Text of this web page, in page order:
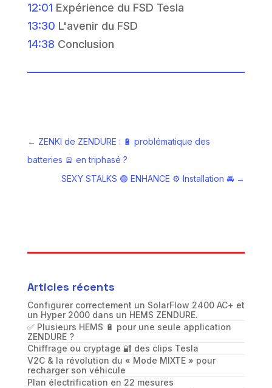
12:01 Expérience du FSD Tesla
13:30 L'avenir du FSD
14:38 Conclusion
← ZENKI de ZENDURE : 🔋 problématique des
batteries 🪫 en triphasé ?
SEXY STALKS 🟢 ENHANCE ⚙️ Installation 🚘 →
Articles récents
Configurer correctement un SolarFlow 2400 AC+ et
un Hyper 2000 dans un HEMS ZENDURE.
✅ Plusieurs HEMS 🔋 pour une seule application
ZENDURE ?
Chiffrage ou cryptage 🔐 des clips Tesla
V2C & la révolution du « Mode MIXTE » pour
recharger son véhicule
Plan électrification en 22 mesures